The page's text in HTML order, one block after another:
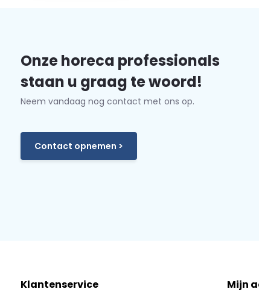
Onze horeca professionals
staan u graag te woord!
Neem vandaag nog contact met ons op.
Contact opnemen >
Klantenservice Mijn